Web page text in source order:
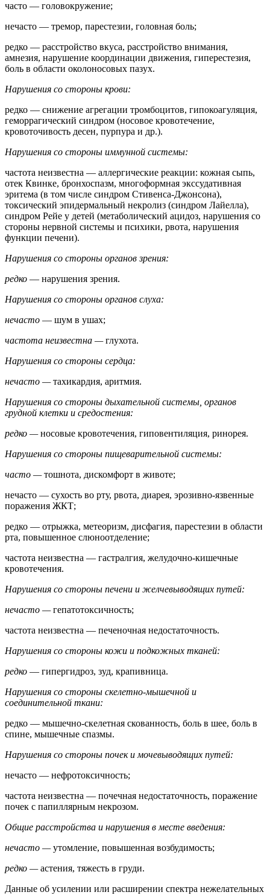
часто — головокружение;
нечасто — тремор, парестезии, головная боль;
редко — расстройство вкуса, расстройство внимания,
амнезия, нарушение координации движения, гиперестезия,
боль в области околоносовых пазух.
Нарушения со стороны крови:
редко — снижение агрегации тромбоцитов, гипокоагуляция,
геморрагический синдром (носовое кровотечение,
кровоточивость десен, пурпура и др.).
Нарушения со стороны иммунной системы:
частота неизвестна — аллергические реакции: кожная сыпь,
отек Квинке, бронхоспазм, многоформная экссудативная
эритема (в том числе синдром Стивенса-Джонсона),
токсический эпидермальный некролиз (синдром Лайелла),
синдром Рейе у детей (метаболический ацидоз, нарушения со
стороны нервной системы и психики, рвота, нарушения
функции печени).
Нарушения со стороны органов зрения:
редко — нарушения зрения.
Нарушения со стороны органов слуха:
нечасто — шум в ушах;
частота неизвестна —глухота.
Нарушения со стороны сердца:
нечасто —тахикардия, аритмия.
Нарушения со стороны дыхательной системы, органов
грудной клетки и средостения:
редко —носовые кровотечения, гиповентиляция, ринорея.
Нарушения со стороны пищеварительной системы:
часто —тошнота, дискомфорт в животе;
нечасто — сухость во рту, рвота, диарея, эрозивно-язвенные
поражения ЖКТ;
редко — отрыжка, метеоризм, дисфагия, парестезии в области
рта, повышенное слюноотделение;
частота неизвестна — гастралгия, желудочно-кишечные
кровотечения.
Нарушения со стороны печени и желчевыводящих путей:
нечасто —гепатотоксичность;
частота неизвестна — печеночная недостаточность.
Нарушения со стороны кожи и подкожных тканей:
редко — гипергидроз, зуд, крапивница.
Нарушения со стороны скелетно-мышечной и
соединительной ткани:
редко — мышечно-скелетная скованность, боль в шее, боль в
спине, мышечные спазмы.
Нарушения со стороны почек и мочевыводящих путей:
нечасто — нефротоксичность;
частота неизвестна — почечная недостаточность, поражение
почек с папиллярным некрозом.
Общие расстройства и нарушения в месте введения:
нечасто —утомление, повышенная возбудимость;
редко —астения, тяжесть в груди.
Данные об усилении или расширении спектра нежелательных